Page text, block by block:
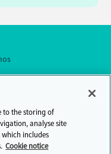
to the storing of
analyse site
includes
Cookie notice